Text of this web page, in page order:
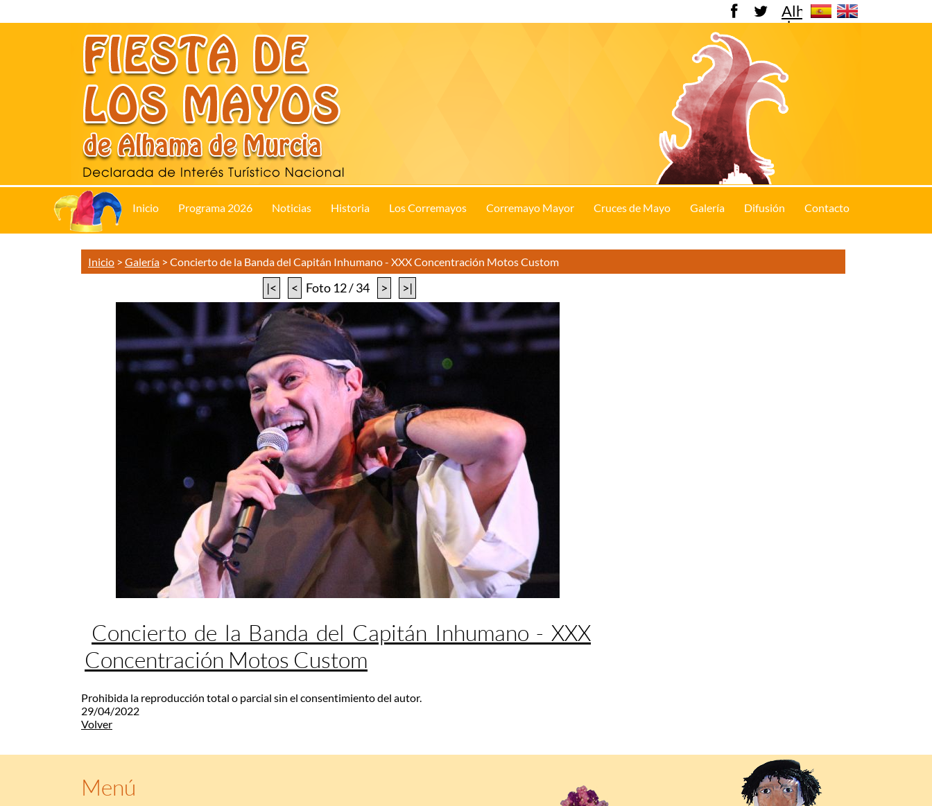
Alhama
de
Inicio Programa 2026 Noticias Historia Los Corremayos Corremayo Mayor Cruces de Mayo Galería Difusión Contacto
Inicio > Galería > Concierto de la Banda del Capitán Inhumano - XXX Concentración Motos Custom
|< < Foto 12 / 34 > >|
Concierto de la Banda del Capitán Inhumano - XXX
Concentración Motos Custom
Prohibida la reproducción total o parcial sin el consentimiento del autor.
29/04/2022
Volver
Menú